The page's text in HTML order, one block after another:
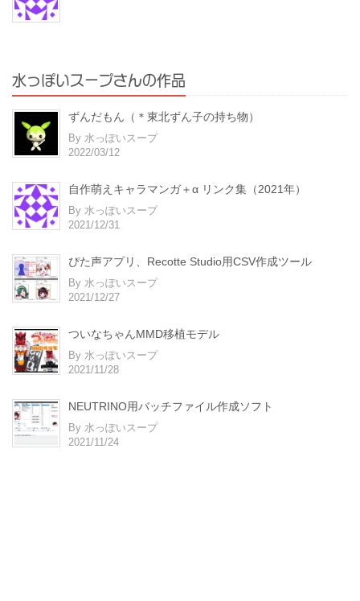
水っぽいスープさんの作品
ずんだもん（＊東北ずん子の持ち物）
By 水っぽいスープ
2022/03/12
自作萌えキャラマンガ＋α リンク集（2021年）
By 水っぽいスープ
2021/12/31
ぴた声アプリ、Recotte Studio用CSV作成ツール
By 水っぽいスープ
2021/12/27
ついなちゃんMMD移植モデル
By 水っぽいスープ
2021/11/28
NEUTRINO用バッチファイル作成ソフト
By 水っぽいスープ
2021/11/24